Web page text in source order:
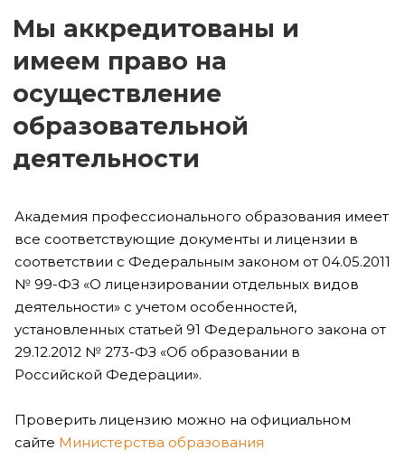
Мы аккредитованы и
имеем право на
осуществление
образовательной
деятельности
Академия профессионального образования имеет
все соответствующие документы и лицензии в
соответствии с Федеральным законом от 04.05.2011
№ 99-ФЗ «О лицензировании отдельных видов
деятельности» с учетом особенностей,
установленных статьей 91 Федерального закона от
29.12.2012 № 273-ФЗ «Об образовании в
Российской Федерации».
Проверить лицензию можно на официальном
сайте Министерства образования